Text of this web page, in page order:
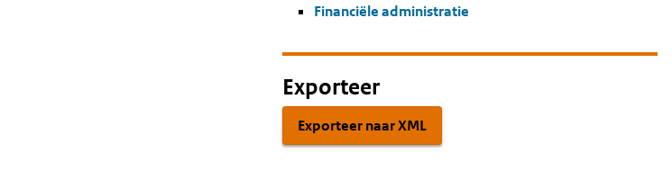
Financiële administratie
Exporteer
Exporteer naar XML